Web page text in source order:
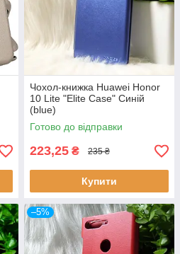
Чохол-книжка Huawei Honor
10 Lite "Elite Case" Синій
(blue)
Готово до відправки
223,25 ₴ 235 ₴
Купити
–5%